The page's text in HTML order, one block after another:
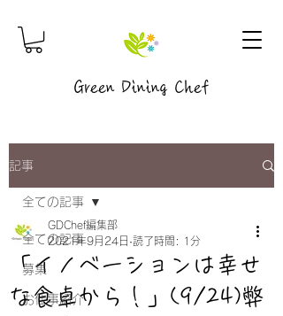
Green Dining Chef
記事
全ての記事
募集
お仕事紹介
全ての記事
「イノベーションは幸せ
な食卓から！」(9/24)弊
GDChef編集部
2021年9月24日 読了時間: 1分